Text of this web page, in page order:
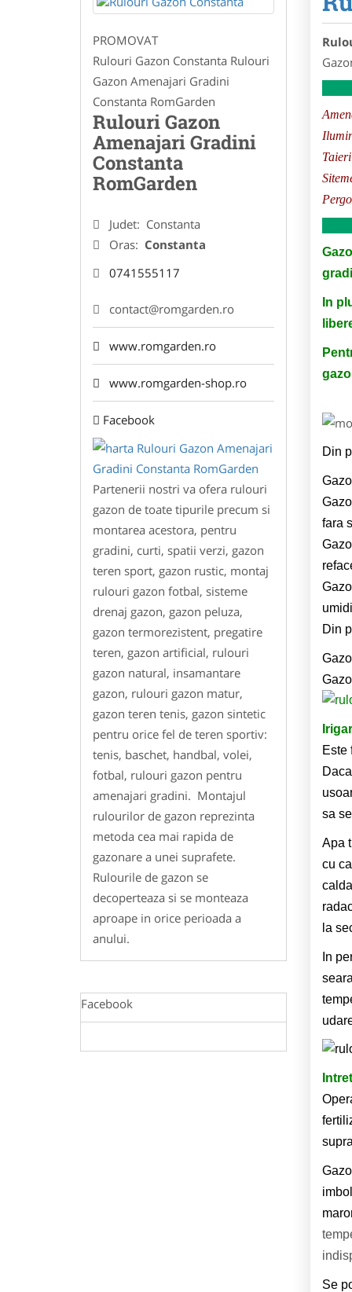
PROMOVAT
Rulouri Gazon Constanta Rulouri
Gazon Amenajari Gradini
Constanta RomGarden
Rulouri Gazon
Amenajari Gradini
Constanta
RomGarden
Judet: Constanta
Oras: Constanta
0741555117
contact@romgarden.ro
www.romgarden.ro
www.romgarden-shop.ro
Facebook
Partenerii nostri va ofera rulouri
gazon de toate tipurile precum si
montarea acestora, pentru
gradini, curti, spatii verzi, gazon
teren sport, gazon rustic, montaj
rulouri gazon fotbal, sisteme
drenaj gazon, gazon peluza,
gazon termorezistent, pregatire
teren, gazon artificial, rulouri
gazon natural, insamantare
gazon, rulouri gazon matur,
gazon teren tenis, gazon sintetic
pentru orice fel de teren sportiv:
tenis, baschet, handbal, volei,
fotbal, rulouri gazon pentru
amenajari gradini. Montajul
rulourilor de gazon reprezinta
metoda cea mai rapida de
gazonare a unei suprafete.
Rulourile de gazon se
decoperteaza si se monteaza
aproape in orice perioada a
anului.
Facebook
In
Din
fara
Din
Este
sa
Apa
cu
la
In
Se